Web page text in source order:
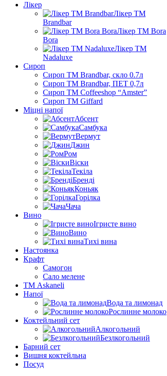
Лікер
Лікер ТМ
Brandbar
Лікер ТМ Bora
Bora
Лікер ТМ
Nadaluxe
Сироп
Сироп TM Brandbar, скло 0.7л
Сироп TM Brandbar, ПЕТ 0,7л
Сироп TM Coffeeshop “Amster”
Сироп TM Giffard
Міцні напої
Абсент
Самбука
Вермут
Джин
Ром
Віски
Текіла
Бренді
Коньяк
Горілка
Чача
Вино
Ігристе вино
Вино
Тихі вина
Настоянка
Крафт
Самогон
Сало мелене
ТМ Askaneli
Напої
Вода та лимонад
Рослинне молоко
Коктейльний сет
Алкогольний
Безлкогольний
Барний сет
Вишня коктейльна
Посуд